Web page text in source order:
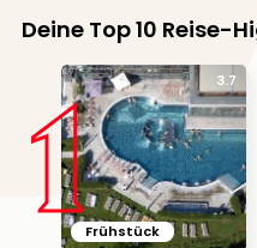
Deine Top 10 Reise-
3.7
Frühstück
1